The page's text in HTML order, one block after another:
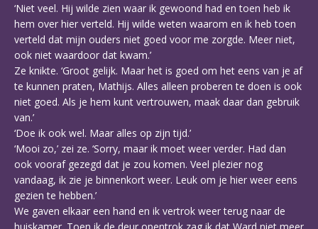
‘Niet veel. Hij wilde zien waar ik gewoond had en toen heb ik
hem over hier verteld. Hij wilde weten waarom en ik heb toen
verteld dat mijn ouders niet goed voor me zorgde. Meer niet,
ook niet waardoor dat kwam.’
Ze knikte. ‘Groot gelijk. Maar het is goed om het eens van je af
te kunnen praten, Mathijs. Alles alleen proberen te doen is ook
niet goed. Als je hem kunt vertrouwen, maak daar dan gebruik
van.’
‘Doe ik ook wel. Maar alles op zijn tijd.’
‘Mooi zo,’ zei ze. ‘Sorry, maar ik moet weer verder. Had dan
ook vooraf gezegd dat je zou komen. Veel plezier nog
vandaag, ik zie je binnenkort weer. Leuk om je hier weer eens
gezien te hebben.’
We gaven elkaar een hand en ik vertrok weer terug naar de